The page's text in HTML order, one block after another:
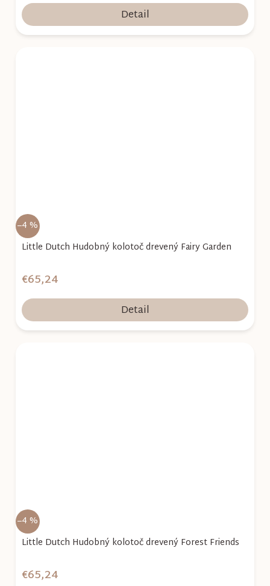
Detail
–4 %
Little Dutch Hudobný kolotoč drevený Fairy Garden
€65,24
Detail
–4 %
Little Dutch Hudobný kolotoč drevený Forest Friends
€65,24